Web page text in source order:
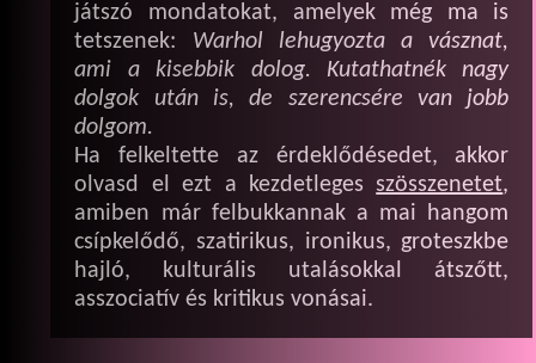
játszó mondatokat, amelyek még ma is
tetszenek: Warhol lehugyozta a vásznat,
ami a kisebbik dolog. Kutathatnék nagy
dolgok után is, de szerencsére van jobb
dolgom.
Ha felkeltette az érdeklődésedet, akkor
olvasd el ezt a kezdetleges szösszenetet,
amiben már felbukkannak a mai hangom
csípkelődő, szatirikus, ironikus, groteszkbe
hajló, kulturális utalásokkal átszőtt,
asszociatív és kritikus vonásai.